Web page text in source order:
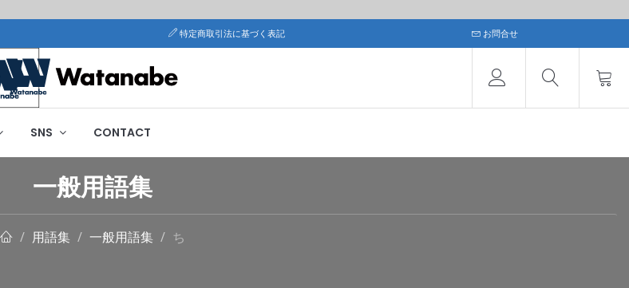
特定商取引法に基づく表記 お問合せ
SNS CONTACT
一般用語集
用語集 一般用語集 ち